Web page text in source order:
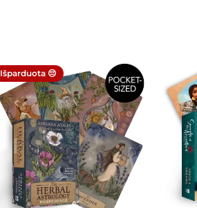
Išparduota 😔